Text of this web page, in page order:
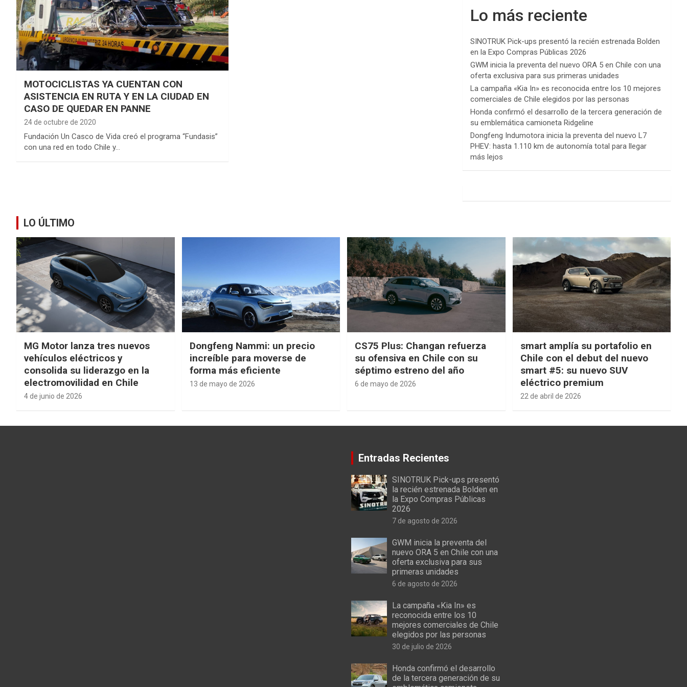
MOTOCICLISTAS YA CUENTAN CON
ASISTENCIA EN RUTA Y EN LA CIUDAD EN
CASO DE QUEDAR EN PANNE
24 de octubre de 2020
Fundación Un Casco de Vida creó el programa “Fundasis”
con una red en todo Chile y…
Lo más reciente
SINOTRUK Pick-ups presentó la recién estrenada Bolden
en la Expo Compras Públicas 2026
GWM inicia la preventa del nuevo ORA 5 en Chile con una
oferta exclusiva para sus primeras unidades
La campaña «Kia In» es reconocida entre los 10 mejores
comerciales de Chile elegidos por las personas
Honda confirmó el desarrollo de la tercera generación de
su emblemática camioneta Ridgeline
Dongfeng Indumotora inicia la preventa del nuevo L7
PHEV: hasta 1.110 km de autonomía total para llegar
más lejos
LO ÚLTIMO
MG Motor lanza tres nuevos
vehículos eléctricos y
consolida su liderazgo en la
electromovilidad en Chile
4 de junio de 2026
Dongfeng Nammi: un precio
increíble para moverse de
forma más eficiente
13 de mayo de 2026
CS75 Plus: Changan refuerza
su ofensiva en Chile con su
séptimo estreno del año
6 de mayo de 2026
smart amplía su portafolio en
Chile con el debut del nuevo
smart #5: su nuevo SUV
eléctrico premium
22 de abril de 2026
Entradas Recientes
SINOTRUK Pick-ups presentó
la recién estrenada Bolden en
la Expo Compras Públicas
2026
7 de agosto de 2026
GWM inicia la preventa del
nuevo ORA 5 en Chile con una
oferta exclusiva para sus
primeras unidades
6 de agosto de 2026
La campaña «Kia In» es
reconocida entre los 10
mejores comerciales de Chile
elegidos por las personas
30 de julio de 2026
Honda confirmó el desarrollo
de la tercera generación de su